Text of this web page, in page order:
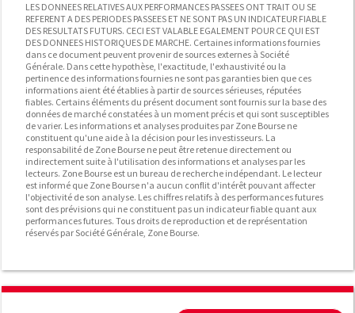
LES DONNEES RELATIVES AUX PERFORMANCES PASSEES ONT TRAIT OU SE
REFERENT A DES PERIODES PASSEES ET NE SONT PAS UN INDICATEUR FIABLE
DES RESULTATS FUTURS. CECI EST VALABLE EGALEMENT POUR CE QUI EST
DES DONNEES HISTORIQUES DE MARCHE. Certaines informations fournies
dans ce document peuvent provenir de sources externes à Société
Générale. Dans cette hypothèse, l'exactitude, l'exhaustivité ou la
pertinence des informations fournies ne sont pas garanties bien que ces
informations aient été établies à partir de sources sérieuses, réputées
fiables. Certains éléments du présent document sont fournis sur la base des
données de marché constatées à un moment précis et qui sont susceptibles
de varier. Les informations et analyses produites par Zone Bourse ne
constituent qu'une aide à la décision pour les investisseurs. La
responsabilité de Zone Bourse ne peut être retenue directement ou
indirectement suite à l'utilisation des informations et analyses par les
lecteurs. Zone Bourse est un bureau de recherche indépendant. Le lecteur
est informé que Zone Bourse n'a aucun conflit d'intérêt pouvant affecter
l'objectivité de son analyse. Les chiffres relatifs à des performances futures
sont des prévisions qui ne constituent pas un indicateur fiable quant aux
performances futures. Tous droits de reproduction et de représentation
réservés par Société Générale, Zone Bourse.